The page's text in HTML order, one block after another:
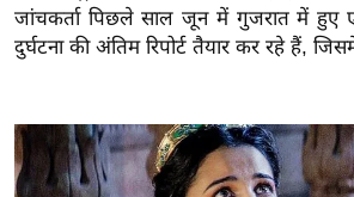
खे
ल
I
जांचकर्ता पिछले साल जून में गुजरात में हुए
दुर्घटना की अंतिम रिपोर्ट तैयार कर रहे हैं,